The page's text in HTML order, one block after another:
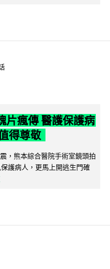
片瘋傳 醫護保護病
得尊敬
，熊本綜合醫院手術室鏡頭拍
護病人，更馬上開逃生門確